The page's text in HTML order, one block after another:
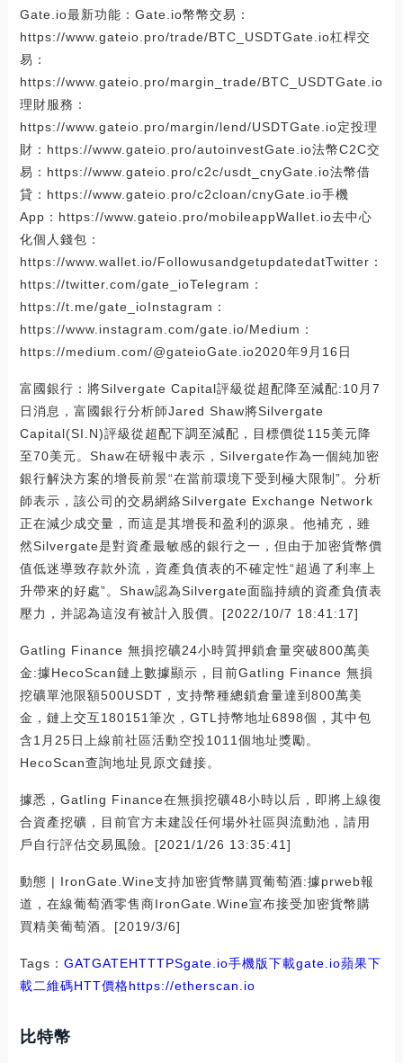
Gate.io最新功能：Gate.io幣幣交易：
https://www.gateio.pro/trade/BTC_USDTGate.io杠桿交
易：
https://www.gateio.pro/margin_trade/BTC_USDTGate.io
理財服務：
https://www.gateio.pro/margin/lend/USDTGate.io定投理
財：https://www.gateio.pro/autoinvestGate.io法幣C2C交
易：https://www.gateio.pro/c2c/usdt_cnyGate.io法幣借
貸：https://www.gateio.pro/c2cloan/cnyGate.io手機
App：https://www.gateio.pro/mobileappWallet.io去中心
化個人錢包：
https://www.wallet.io/FollowusandgetupdatedatTwitter：
https://twitter.com/gate_ioTelegram：
https://t.me/gate_ioInstagram：
https://www.instagram.com/gate.io/Medium：
https://medium.com/@gateioGate.io2020年9月16日
富國銀行：將Silvergate Capital評級從超配降至減配:10月7
日消息，富國銀行分析師Jared Shaw將Silvergate
Capital(SI.N)評級從超配下調至減配，目標價從115美元降
至70美元。Shaw在研報中表示，Silvergate作為一個純加密
銀行解決方案的增長前景“在當前環境下受到極大限制”。分析
師表示，該公司的交易網絡Silvergate Exchange Network
正在減少成交量，而這是其增長和盈利的源泉。他補充，雖
然Silvergate是對資產最敏感的銀行之一，但由于加密貨幣價
值低迷導致存款外流，資產負債表的不確定性“超過了利率上
升帶來的好處”。Shaw認為Silvergate面臨持續的資產負債表
壓力，并認為這沒有被計入股價。[2022/10/7 18:41:17]
Gatling Finance 無損挖礦24小時質押鎖倉量突破800萬美
金:據HecoScan鏈上數據顯示，目前Gatling Finance 無損
挖礦單池限額500USDT，支持幣種總鎖倉量達到800萬美
金，鏈上交互180151筆次，GTL持幣地址6898個，其中包
含1月25日上線前社區活動空投1011個地址獎勵。
HecoScan查詢地址見原文鏈接。
據悉，Gatling Finance在無損挖礦48小時以后，即將上線復
合資產挖礦，目前官方未建設任何場外社區與流動池，請用
戶自行評估交易風險。[2021/1/26 13:35:41]
動態 | IronGate.Wine支持加密貨幣購買葡萄酒:據prweb報
道，在線葡萄酒零售商IronGate.Wine宣布接受加密貨幣購
買精美葡萄酒。[2019/3/6]
Tags： GATGATEHTTTPSgate.io手機版下載gate.io蘋果下
載二維碼HTT價格https://etherscan.io
比特幣